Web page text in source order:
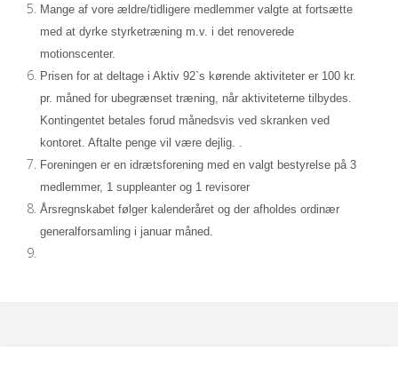
Mange af vore ældre/tidligere medlemmer valgte at fortsætte
med at dyrke styrketræning m.v. i det renoverede
motionscenter.
Prisen for at deltage i Aktiv 92`s kørende aktiviteter er 100 kr.
pr. måned for ubegrænset træning, når aktiviteterne tilbydes.
Kontingentet betales forud månedsvis ved skranken ved
kontoret. Aftalte penge vil være dejlig. .
Foreningen er en idrætsforening med en valgt bestyrelse på 3
medlemmer, 1 suppleanter og 1 revisorer
Årsregnskabet følger kalenderåret og der afholdes ordinær
generalforsamling i januar måned.